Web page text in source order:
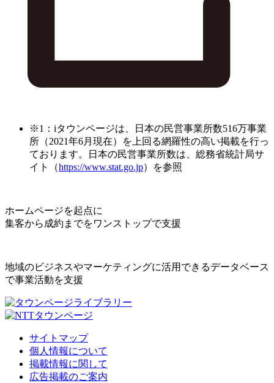
※1：iタウンページは、日本の民営事業所数516万事業
所（2021年6月現在）を上回る網羅性の高い掲載を行っ
ております。日本の民営事業所数は、総務省統計局サ
イト（https://www.stat.go.jp）を参照
ホームページを起点に
集客から成約までをワンストップで支援
地域のビジネスやマーケティングに活用できるデータベース
で事業活動を支援
サイトマップ
個人情報について
掲載情報に関して
広告掲載のご案内